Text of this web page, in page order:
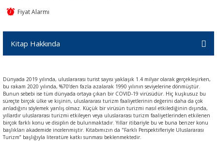
Fiyat Alarmı
Kitap Hakkında
Dünyada 2019 yılında, uluslararası turist sayısı yaklaşık 1.4 milyar olarak gerçekleşirken,
bu rakam 2020 yılında, %70’den fazla azalarak 1990 yılının seviyelerine dönmüştür.
Bunun sebebi ise tüm dünyada ortaya çıkan bir COVID-19 virüsüdür. Hiç kuşkusuz bu
süreçte birçok ülke ve kişinin, uluslararası turizm faaliyetlerinin değerini daha da çok
anladığını söylemek yanlış olmaz. Küçük bir virüsün turizmi nasıl etkilediğinin dışında,
yıllardır uluslararası turizmi etkileyen veya uluslararası turizm faaliyetlerinden etkilenen
birçok farklı konu ve disiplin de bulunmaktadır. Yıllar itibariyle bu ve buna benzer konu
başlıkları akademide incelenmiştir. Kitabımızın da "Farklı Perspektifleriyle Uluslararası
Turizm” başlığıyla literatüre katkı sunması beklenmektedir.